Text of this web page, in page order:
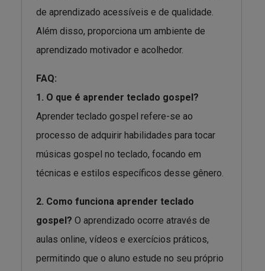
de aprendizado acessíveis e de qualidade.
Além disso, proporciona um ambiente de
aprendizado motivador e acolhedor.
FAQ:
1. O que é aprender teclado gospel?
Aprender teclado gospel refere-se ao
processo de adquirir habilidades para tocar
músicas gospel no teclado, focando em
técnicas e estilos específicos desse gênero.
2. Como funciona aprender teclado
gospel? O aprendizado ocorre através de
aulas online, vídeos e exercícios práticos,
permitindo que o aluno estude no seu próprio